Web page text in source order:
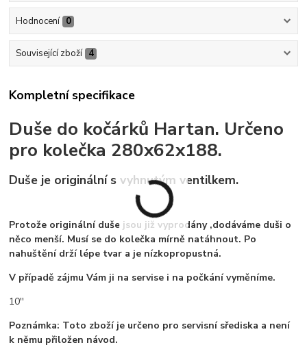
Hodnocení 0
Související zboží 4
Kompletní specifikace
Duše do kočárků Hartan. Určeno
pro kolečka 280x62x188.
Duše je originální s vyhnutým ventilkem.
Protože originální duše jsou již vyprodány ,dodáváme duši o
něco menší. Musí se do kolečka mírně natáhnout. Po
nahuštění drží lépe tvar a je nízkopropustná.
V případě zájmu Vám ji na servise i na počkání vyměníme.
10''
Poznámka: Toto zboží je určeno pro servisní sřediska a není
k němu přiložen návod.